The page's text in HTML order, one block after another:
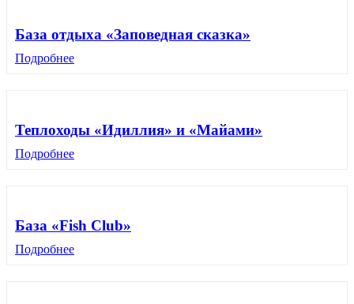
База отдыха «Заповедная сказка»
Подробнее
Теплоходы «Идиллия» и «Майами»
Подробнее
База «Fish Club»
Подробнее